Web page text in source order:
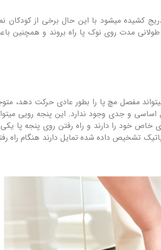
کشیده میشود با این حال برخی از کودکان
طولانی مدت روی نوک پا راه بروند و همچنین
مفصل مچ پا را بطور عادی حرکت دهد،
و جدی وجود ندارد. این پنجه رویی
خود را دارند و راه رفتن روی پنجه پا یکی
تشخیص داده شده تمایل دارند هنگام راه